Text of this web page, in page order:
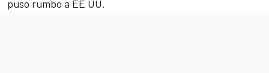
puso rumbo a EE UU.